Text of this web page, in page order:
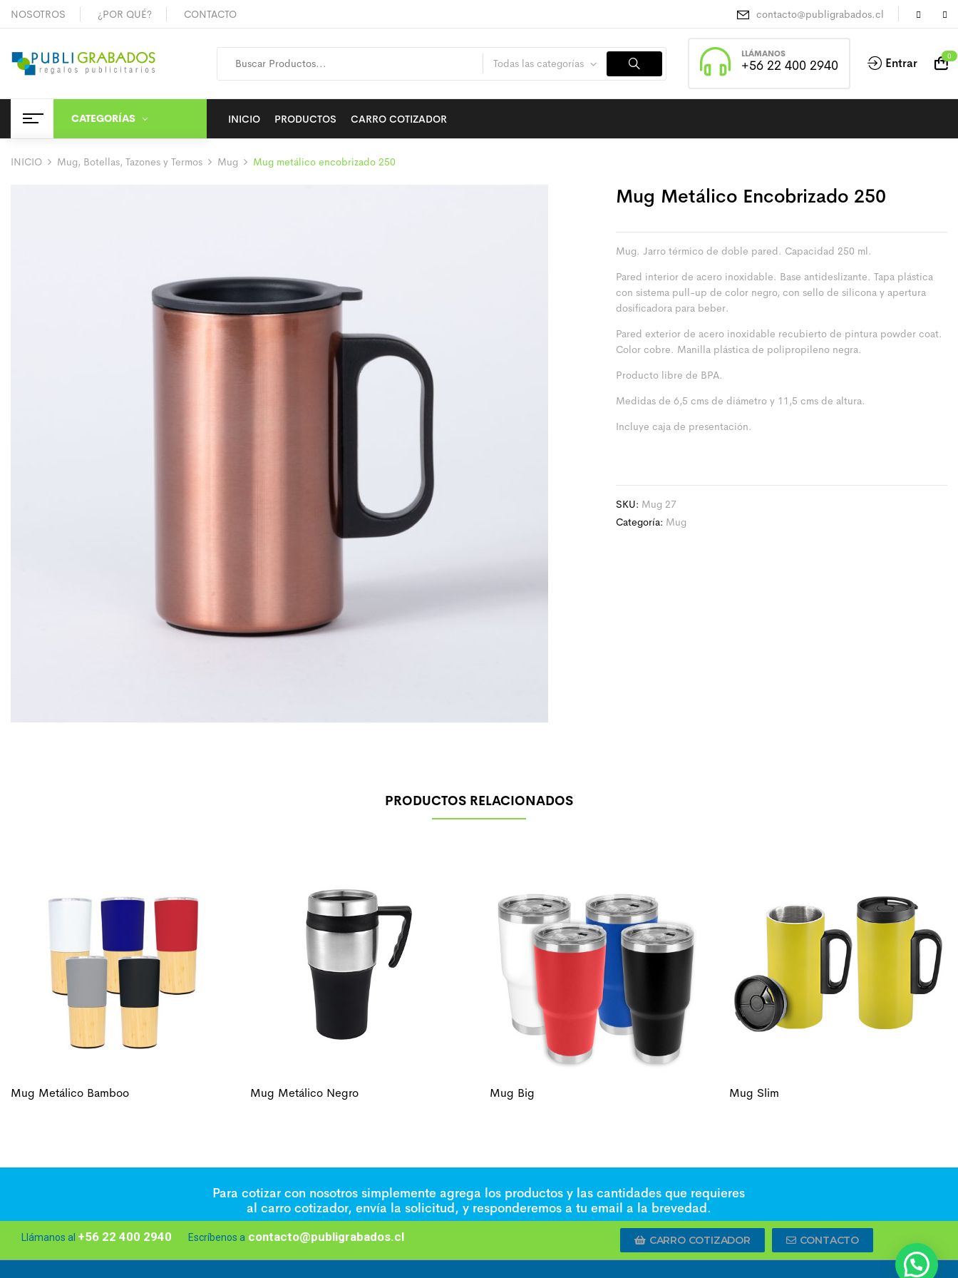
NOSOTROS ¿POR QUÉ? CONTACTO contacto@publigrabados.cl
Todas las categorías
LLÁMANOS
+56 22 400 2940 Entrar 0
CATEGORÍAS INICIO PRODUCTOS CARRO COTIZADOR
INICIO Mug, Botellas, Tazones y Termos Mug Mug metálico encobrizado 250
Mug Metálico Encobrizado 250
Mug. Jarro térmico de doble pared. Capacidad 250 ml.
Pared interior de acero inoxidable. Base antideslizante. Tapa plástica
con sistema pull-up de color negro, con sello de silicona y apertura
dosificadora para beber.
Pared exterior de acero inoxidable recubierto de pintura powder coat.
Color cobre. Manilla plástica de polipropileno negra.
Producto libre de BPA.
Medidas de 6,5 cms de diámetro y 11,5 cms de altura.
Incluye caja de presentación.
SKU: Mug 27
Categoría: Mug
PRODUCTOS RELACIONADOS
Mug Metálico Bamboo Mug Metálico Negro Mug Big Mug Slim
Para cotizar con nosotros simplemente agrega los productos y las cantidades que requieres
al carro cotizador, envía la solicitud, y responderemos a tu email a la brevedad.
Llámanos al +56 22 400 2940 Escríbenos a contacto@publigrabados.cl CARRO COTIZADOR CONTACTO